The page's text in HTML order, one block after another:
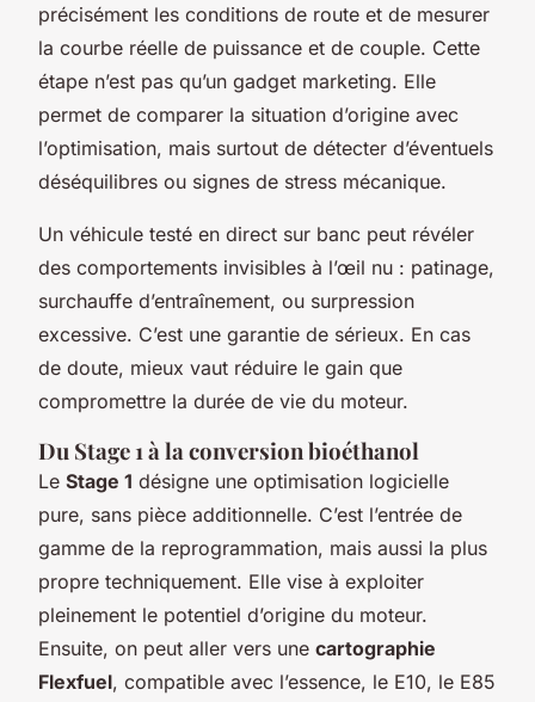
précisément les conditions de route et de mesurer
la courbe réelle de puissance et de couple. Cette
étape n’est pas qu’un gadget marketing. Elle
permet de comparer la situation d’origine avec
l’optimisation, mais surtout de détecter d’éventuels
déséquilibres ou signes de stress mécanique.
Un véhicule testé en direct sur banc peut révéler
des comportements invisibles à l’œil nu : patinage,
surchauffe d’entraînement, ou surpression
excessive. C’est une garantie de sérieux. En cas
de doute, mieux vaut réduire le gain que
compromettre la durée de vie du moteur.
Du Stage 1 à la conversion bioéthanol
Le Stage 1 désigne une optimisation logicielle
pure, sans pièce additionnelle. C’est l’entrée de
gamme de la reprogrammation, mais aussi la plus
propre techniquement. Elle vise à exploiter
pleinement le potentiel d’origine du moteur.
Ensuite, on peut aller vers une cartographie
Flexfuel, compatible avec l’essence, le E10, le E85